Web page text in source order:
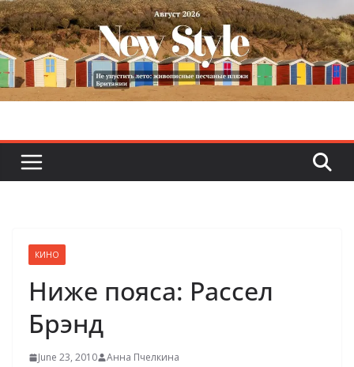
Skip
to
content
КИНО
Ниже пояса: Рассел
Брэнд
June 23, 2010 Анна Пчелкина